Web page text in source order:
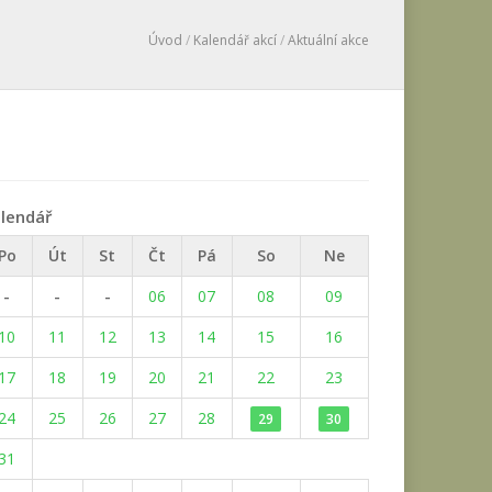
Úvod / Kalendář akcí/Aktuální akce
Út St Čt Pá So
Ne
-
- - 06 07 08
09
11 12 13 14 15
16
18 19 20 21 22
23
25 26 27 28 29 30